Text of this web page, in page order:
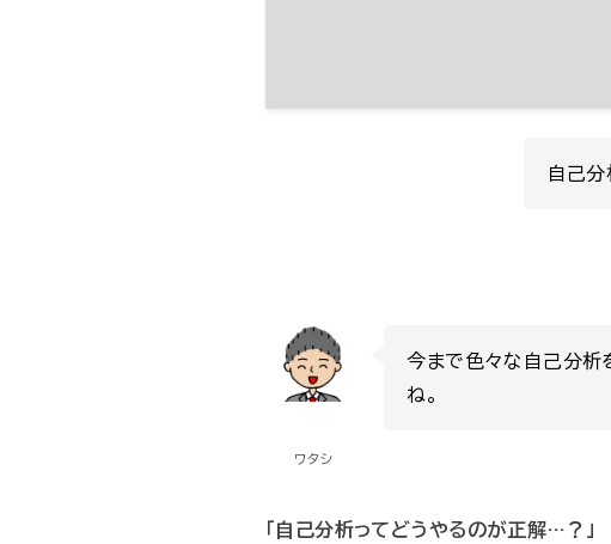
自己分
ワタシ
今まで色々な自己分析
ね。
「自己分析ってどうやるのが正解…？」